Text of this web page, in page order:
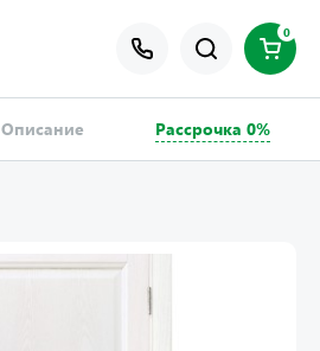
0
Описание Рассрочка 0%